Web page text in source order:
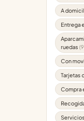
A
Entrega
ruedas
Con
Tarjetas
Compra